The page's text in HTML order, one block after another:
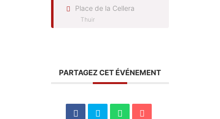
Place de la Cellera
Thuir
PARTAGEZ CET ÉVÉNEMENT